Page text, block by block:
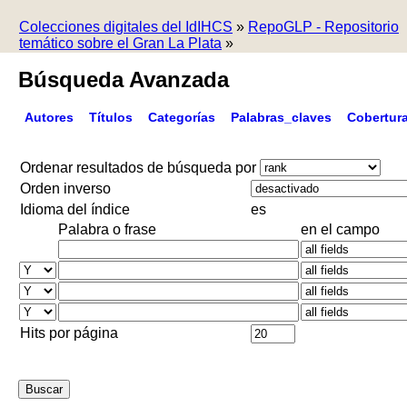
Colecciones digitales del IdIHCS » RepoGLP - Repositorio
temático sobre el Gran La Plata »
Búsqueda Avanzada
Autores Títulos Categorías Palabras_claves
Ordenar resultados de búsqueda por
Orden inverso
Idioma del índice
es
Palabra o frase
en el campo
Hits por página